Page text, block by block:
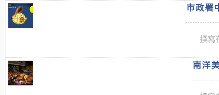
市政署
撰寫
南洋